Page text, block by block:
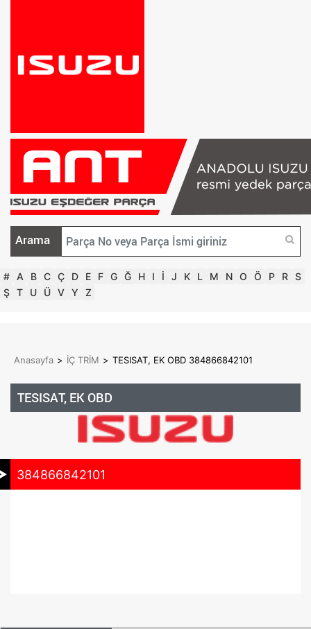
Arama
# A B C Ç D E F G Ğ H I İ J K L M N O Ö P R S
Ş T U Ü V Y Z
Anasayfa > İÇ TRİM > TESISAT, EK OBD 384866842101
TESISAT, EK OBD
384866842101